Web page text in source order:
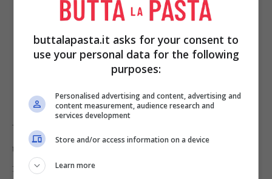
cuocere a fuoco basso e con il
coperchio.
A cottura ultimata (circa 30 minuti)
servite ben caldo in tavola.
Vi suggeriamo di accompagnare questo piatto con
un vino bianco tipo
fresco.
buttalapasta.it asks for your consent to
use your personal data for the following
purposes:
Personalised advertising and content, advertising and
content measurement, audience research and
services development
Store and/or access information on a device
Learn more